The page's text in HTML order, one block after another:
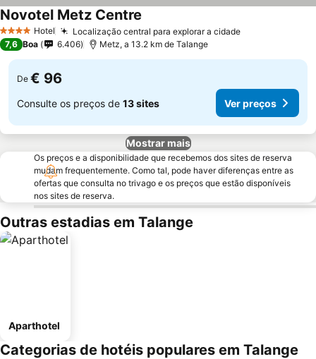
4 EstrelasHotel Localização central para explorar a cidadeVer preços
Novotel Metz Centre
7,6 Boa 6.406 Metz, a 13.2 km de Talange
De € 96
Consulte os preços de 13 sites Ver preços
Mostrar mais
Os preços e a disponibilidade que recebemos dos sites de reserva
mudam frequentemente. Como tal, pode haver diferenças entre as
ofertas que consulta no trivago e os preços que estão disponíveis
nos sites de reserva.
Outras estadias em Talange
Aparthotel
Categorias de hotéis populares em Talange